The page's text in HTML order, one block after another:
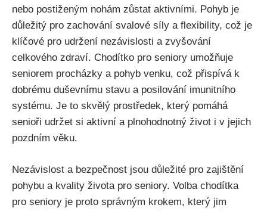
nebo postiženým nohám ‍zůstat aktivními. Pohyb je
důležitý⁤ pro zachování svalové síly⁢ a flexibility, což je
klíčové pro udržení nezávislosti a zvyšování
celkového zdraví. Chodítko pro seniory umožňuje
seniorem⁢ procházky a pohyb venku, ⁢což‌ přispívá k
dobrému duševnímu stavu a posilování imunitního
systému. Je⁣ to skvělý prostředek, který‍ pomáhá
senioři udržet si aktivní a plnohodnotný život ‍i v jejich
pozdním ⁢věku.
Nezávislost a bezpečnost jsou důležité pro zajištění
pohybu‌ a kvality života pro seniory. ⁢Volba chodítka
pro seniory je⁢ proto správným krokem,⁤ který jim